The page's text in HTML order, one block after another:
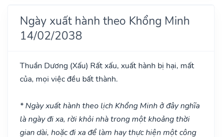
Ngày xuất hành theo Khổng Minh
14/02/2038
Thuần Dương (Xấu) Rất xấu, xuất hành bị hại, mất
của, mọi việc đều bất thành.
* Ngày xuất hành theo lịch Khổng Minh ở đây nghĩa
là ngày đi xa, rời khỏi nhà trong một khoảng thời
gian dài, hoặc đi xa để làm hay thực hiện một công